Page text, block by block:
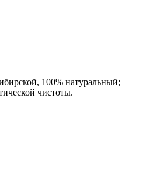
100% натуральный;
чистоты.